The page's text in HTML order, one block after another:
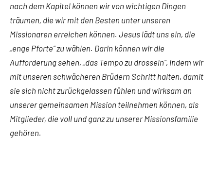
nach dem Kapitel können wir von wichtigen Dingen
träumen, die wir mit den Besten unter unseren
Missionaren erreichen können. Jesus lädt uns ein, die
„enge Pforte“ zu wählen. Darin können wir die
Aufforderung sehen, „das Tempo zu drosseln“, indem wir
mit unseren schwächeren Brüdern Schritt halten, damit
sie sich nicht zurückgelassen fühlen und wirksam an
unserer gemeinsamen Mission teilnehmen können, als
Mitglieder, die voll und ganz zu unserer Missionsfamilie
gehören.